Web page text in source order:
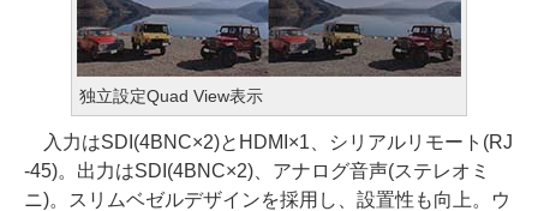
独立設定Quad View表示
入力はSDI(4BNC×2)とHDMI×1、シリアルリモート(RJ
-45)。出力はSDI(4BNC×2)、アナログ音声(ステレオミ
ニ)。スリムベゼルデザインを採用し、設置性も向上。ウ